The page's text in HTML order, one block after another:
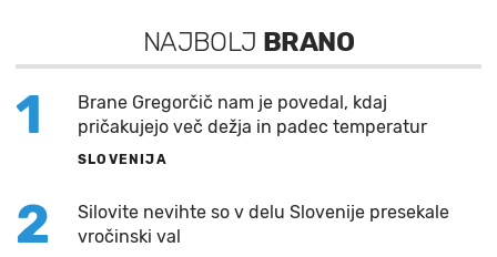
NAJBOLJ BRANO
1
Brane Gregorčič nam je povedal, kdaj
pričakujejo več dežja in padec temperatur
SLOVENIJA
2
Silovite nevihte so v delu Slovenije presekale
vročinski val